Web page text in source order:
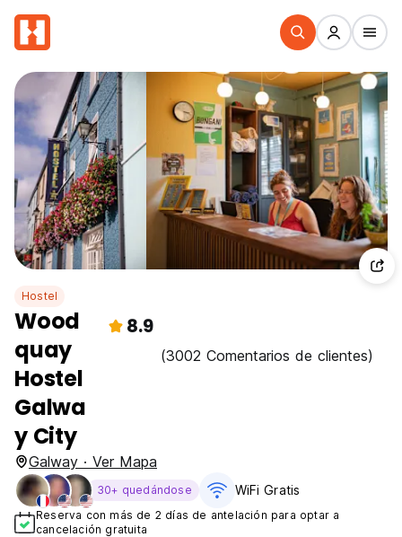
Hostel
Wood
quay
Hostel
Galwa
y City
8.9
(3002 Comentarios de clientes)
Galway · Ver Mapa
30+ quedándose WiFi Gratis
Reserva con más de 2 días de antelación para optar a
cancelación gratuita